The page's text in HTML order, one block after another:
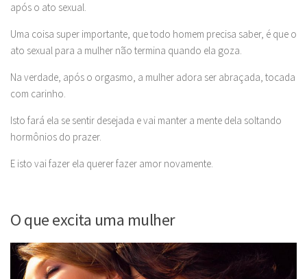
após o ato sexual.
Uma coisa super importante, que todo homem precisa saber, é que o
ato sexual para a mulher não termina quando ela goza.
Na verdade, após o orgasmo, a mulher adora ser abraçada, tocada
com carinho.
Isto fará ela se sentir desejada e vai manter a mente dela soltando
hormônios do prazer.
E isto vai fazer ela querer fazer amor novamente.
O que excita uma mulher